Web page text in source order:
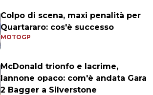
Colpo di scena, maxi penalità per
Quartararo: cos'è successo
MOTOGP
McDonald trionfo e lacrime,
Iannone opaco: com'è andata Gara
2 Bagger a Silverstone